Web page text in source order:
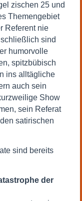
zischen 25 und
Themengebiet
Referent nie
sind
humorvolle
spitzbübisch
ins alltägliche
auch sein
Show
sein Referat
satirischen
sind bereits
der